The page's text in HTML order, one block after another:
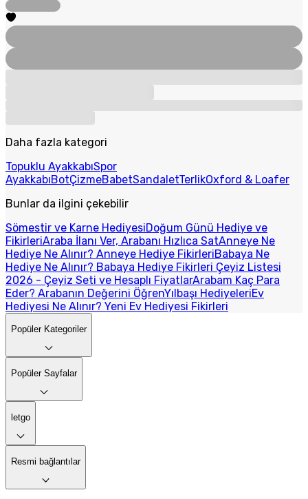
Daha fazla kategori
Topuklu AyakkabıSpor
AyakkabıBotÇizmeBabetSandaletTerlikOxford & Loafer
Bunlar da ilgini çekebilir
Sömestir ve Karne HediyesiDoğum Günü Hediye ve
FikirleriAraba İlanı Ver, Arabanı Hızlıca SatAnneye Ne
Hediye Ne Alınır? Anneye Hediye FikirleriBabaya Ne
Hediye Ne Alınır? Babaya Hediye Fikirleri Çeyiz Listesi
2026 - Çeyiz Seti ve Hesaplı FiyatlarArabam Kaç Para
Eder? Arabanın Değerini ÖğrenYılbaşı HediyeleriEv
Hediyesi Ne Alınır? Yeni Ev Hediyesi Fikirleri
Popüler Kategoriler
Popüler Sayfalar
letgo
Resmi bağlantılar